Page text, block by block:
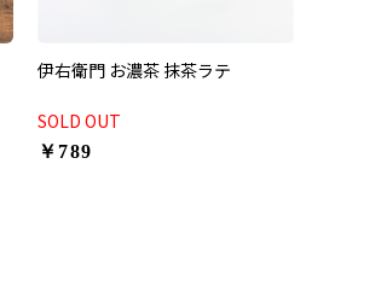
伊右衛門 お濃茶 抹茶ラテ
SOLD OUT
￥789